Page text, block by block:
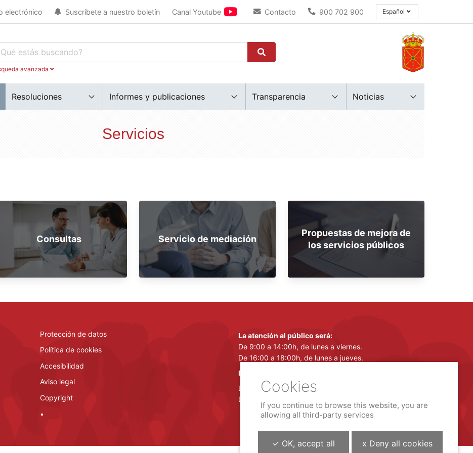
electrónico Suscríbete a nuestro boletín Canal Youtube Contacto 900 702 900 Español
avanzada
Resoluciones Informes y publicaciones Transparencia Noticias
Servicios
Consultas Servicio de mediación
Propuestas de mejora de
los servicios públicos
Protección de datos
Política de cookies
Accesibilidad
Aviso legal
Copyright
•
La atención al público será:
De 9:00 a 14:00h, de lunes a viernes.
De 16:00 a 18:00h, de lunes a jueves.
De 15 de junio a 14 de septiembre:
La atención al público será:
De 9:00 a 14:00h, de lunes a viernes.
If you continue to browse this website, you are
allowing all third-party services
✓ OK, accept all x Deny all cookies